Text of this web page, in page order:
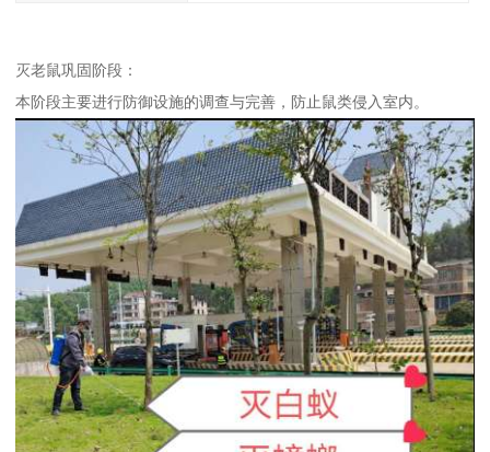
灭老鼠巩固阶段：
本阶段主要进行防御设施的调查与完善，防止鼠类侵入室内。